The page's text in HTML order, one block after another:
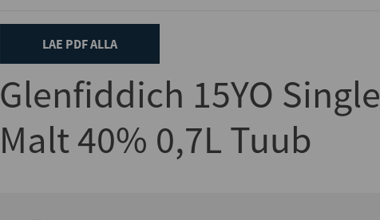
LAE PDF ALLA
Glenfiddich 15YO Single
Malt 40% 0,7L Tuub